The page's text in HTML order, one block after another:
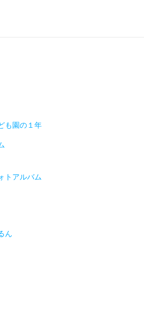
も園の１年
トアルバム
ん